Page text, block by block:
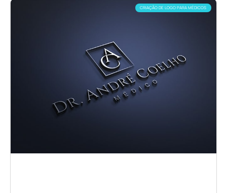
CRIAÇÃO DE LOGO PARA MÉDICOS